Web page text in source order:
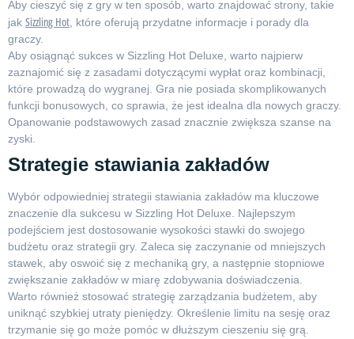
Aby cieszyć się z gry w ten sposób, warto znajdować strony, takie
jak Sizzling Hot , które oferują przydatne informacje i porady dla
graczy.
Aby osiągnąć sukces w Sizzling Hot Deluxe, warto najpierw
zaznajomić się z zasadami dotyczącymi wypłat oraz kombinacji,
które prowadzą do wygranej. Gra nie posiada skomplikowanych
funkcji bonusowych, co sprawia, że jest idealna dla nowych graczy.
Opanowanie podstawowych zasad znacznie zwiększa szanse na
zyski.
Strategie stawiania zakładów
Wybór odpowiedniej strategii stawiania zakładów ma kluczowe
znaczenie dla sukcesu w Sizzling Hot Deluxe. Najlepszym
podejściem jest dostosowanie wysokości stawki do swojego
budżetu oraz strategii gry. Zaleca się zaczynanie od mniejszych
stawek, aby oswoić się z mechaniką gry, a następnie stopniowe
zwiększanie zakładów w miarę zdobywania doświadczenia.
Warto również stosować strategię zarządzania budżetem, aby
uniknąć szybkiej utraty pieniędzy. Określenie limitu na sesję oraz
trzymanie się go może pomóc w dłuższym cieszeniu się grą.